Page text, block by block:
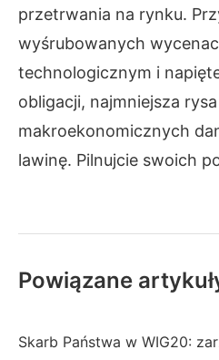
przetrwania na rynku.
wyśrubowanych
technologicznym i
obligacji, najmniejsza
makroekonomicznych
lawinę. Pilnujcie swoich
Powiązane
Skarb Państwa w WIG20: